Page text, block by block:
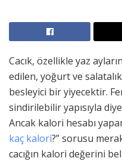
Cacık, özellikle yaz
edilen, yoğurt ve
besleyici bir yiyecektir.
sindirilebilir yapısıyla
Ancak kalori hesabı
kaç kalori?” sorusu
cacığın kalori değerini